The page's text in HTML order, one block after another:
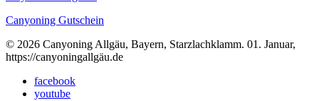
Canyoning Gutschein
© 2026 Canyoning Allgäu, Bayern, Starzlachklamm. 01. Januar,
https://canyoningallgäu.de
facebook
youtube